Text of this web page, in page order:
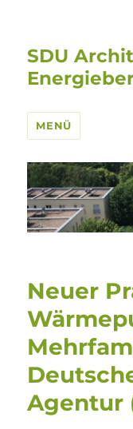
SDU
MENÜ
Neuer
Agentur